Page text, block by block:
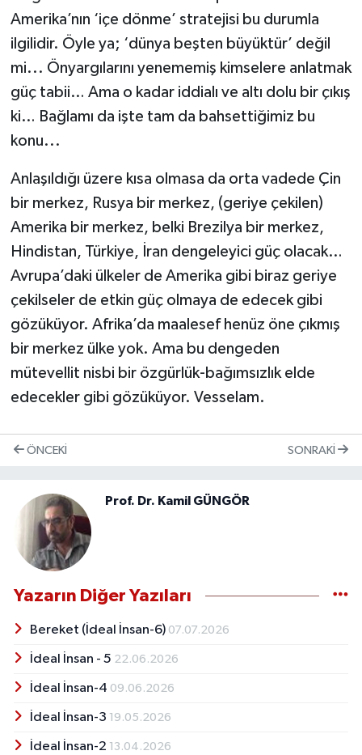
Amerika’nın ‘içe dönme’ stratejisi bu durumla
ilgilidir. Öyle ya; ‘dünya beşten büyüktür’ değil
mi... Önyargılarını yenememiş kimselere anlatmak
güç tabii… Ama o kadar iddialı ve altı dolu bir çıkış
ki… Bağlamı da işte tam da bahsettiğimiz bu
konu...
Anlaşıldığı üzere kısa olmasa da orta vadede Çin
bir merkez, Rusya bir merkez, (geriye çekilen)
Amerika bir merkez, belki Brezilya bir merkez,
Hindistan, Türkiye, İran dengeleyici güç olacak…
Avrupa’daki ülkeler de Amerika gibi biraz geriye
çekilseler de etkin güç olmaya de edecek gibi
gözüküyor. Afrika’da maalesef henüz öne çıkmış
bir merkez ülke yok. Ama bu dengeden
mütevellit nisbi bir özgürlük-bağımsızlık elde
edecekler gibi gözüküyor. Vesselam.
ÖNCEKI SONRAKI
Prof. Dr. Kamil GÜNGÖR
Yazarın Diğer Yazıları
Bereket (İdeal İnsan-6) 07.07.2026
İdeal İnsan - 5 22.06.2026
İdeal İnsan-4 09.06.2026
İdeal İnsan-3 19.05.2026
İdeal İnsan-2 13.04.2026